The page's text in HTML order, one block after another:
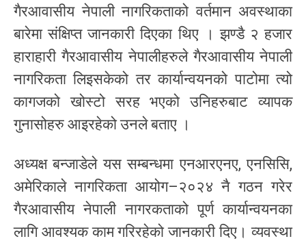
गैरआवासीय नेपाली नागरिकताको वर्तमान अवस्थाका
बारेमा संक्षिप्त जानकारी दिएका थिए । झण्डै २ हजार
हाराहारी गैरआवासीय नेपालीहरुले गैरआवासीय नेपाली
नागरिकता लिइसकेको तर कार्यान्वयनको पाटोमा त्यो
कागजको खोस्टो सरह भएको उनिहरुबाट व्यापक
गुनासोहरु आइरहेको उनले बताए ।
अध्यक्ष बन्जाडेले यस सम्बन्धमा एनआरएनए, एनसिसि,
अमेरिकाले नागरिकता आयोग–२०२४ नै गठन गरेर
गैरआवासीय नेपाली नागरकताको पूर्ण कार्यान्वयनका
लागि आवश्यक काम गरिरहेको जानकारी दिए। व्यवस्था